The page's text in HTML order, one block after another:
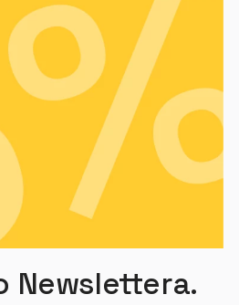
Newslettera.